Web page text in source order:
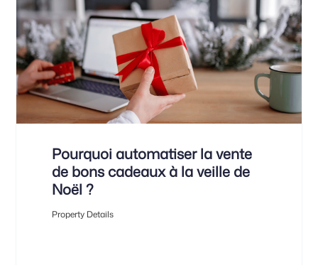
Pourquoi automatiser la vente
de bons cadeaux à la veille de
Noël ?
Property Details